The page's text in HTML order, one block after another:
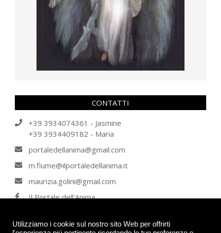
CONTATTI
+39 3934074361 - Jasmine
+39 3934409182 - Maria
portaledellanima@gmail.com
m.fiume@ilportaledellanima.it
maurizia.golini@gmail.com
Il Portale dell'Anima
Utilizziamo i cookie sul nostro sito Web per offrirti